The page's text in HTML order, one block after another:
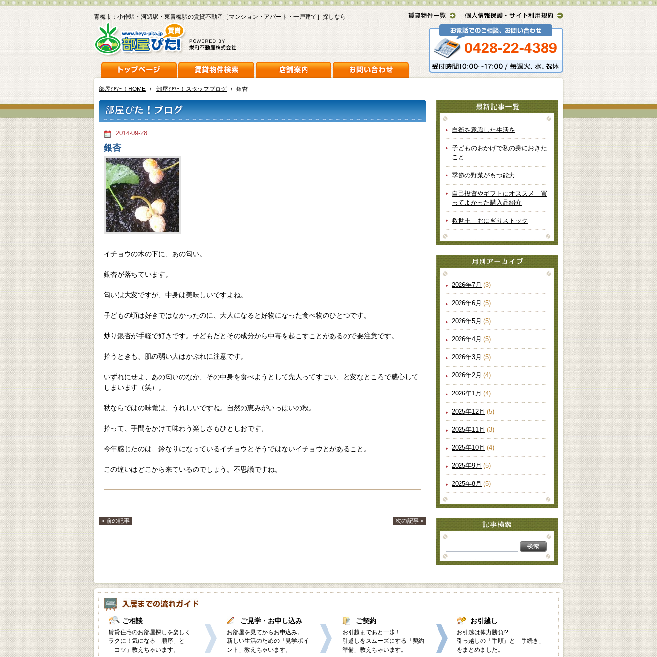
青梅市：小作駅・河辺駅・東青梅駅の賃貸不動産［マンション・アパート・一戸建て］探しなら
部屋ぴた！HOME / 部屋ぴた！スタッフブログ / 銀杏
2014-09-28
銀杏
イチョウの木の下に、あの匂い。
銀杏が落ちています。
匂いは大変ですが、中身は美味しいですよね。
子どもの頃は好きではなかったのに、大人になると好物になった食べ物のひとつです。
炒り銀杏が手軽で好きです。子どもだとその成分から中毒を起こすことがあるので要注意です。
拾うときも、肌の弱い人はかぶれに注意です。
いずれにせよ、あの匂いのなか、その中身を食べようとして先人ってすごい、と変なところで感心して
しまいます（笑）。
秋ならではの味覚は、うれしいですね。自然の恵みがいっぱいの秋。
拾って、手間をかけて味わう楽しさもひとしおです。
今年感じたのは、鈴なりになっているイチョウとそうではないイチョウとがあること。
この違いはどこから来ているのでしょう。不思議ですね。
« 前の記事 次の記事 »
自衛を意識した生活を
子どものおかげで私の身におきた
こと
季節の野菜がもつ能力
自己投資やギフトにオススメ 買
ってよかった購入品紹介
救世主 おにぎりストック
2026年7月 (3)
2026年6月 (5)
2026年5月 (5)
2026年4月 (5)
2026年3月 (5)
2026年2月 (4)
2026年1月 (4)
2025年12月 (5)
2025年11月 (3)
2025年10月 (4)
2025年9月 (5)
2025年8月 (5)
ご相談
賃貸住宅のお部屋探しを楽しく
ラクに！気になる「順序」と
「コツ」教えちゃいます。
ご見学・お申し込み
お部屋を見てからお申込み。
新しい生活のための「見学ポイ
ント」教えちゃいます。
ご契約
お引越まであと一歩！
引越しをスムーズにする「契約
準備」教えちゃいます。
お引越し
お引越は体力勝負!?
引っ越しの「手順」と「手続き」
をまとめました。